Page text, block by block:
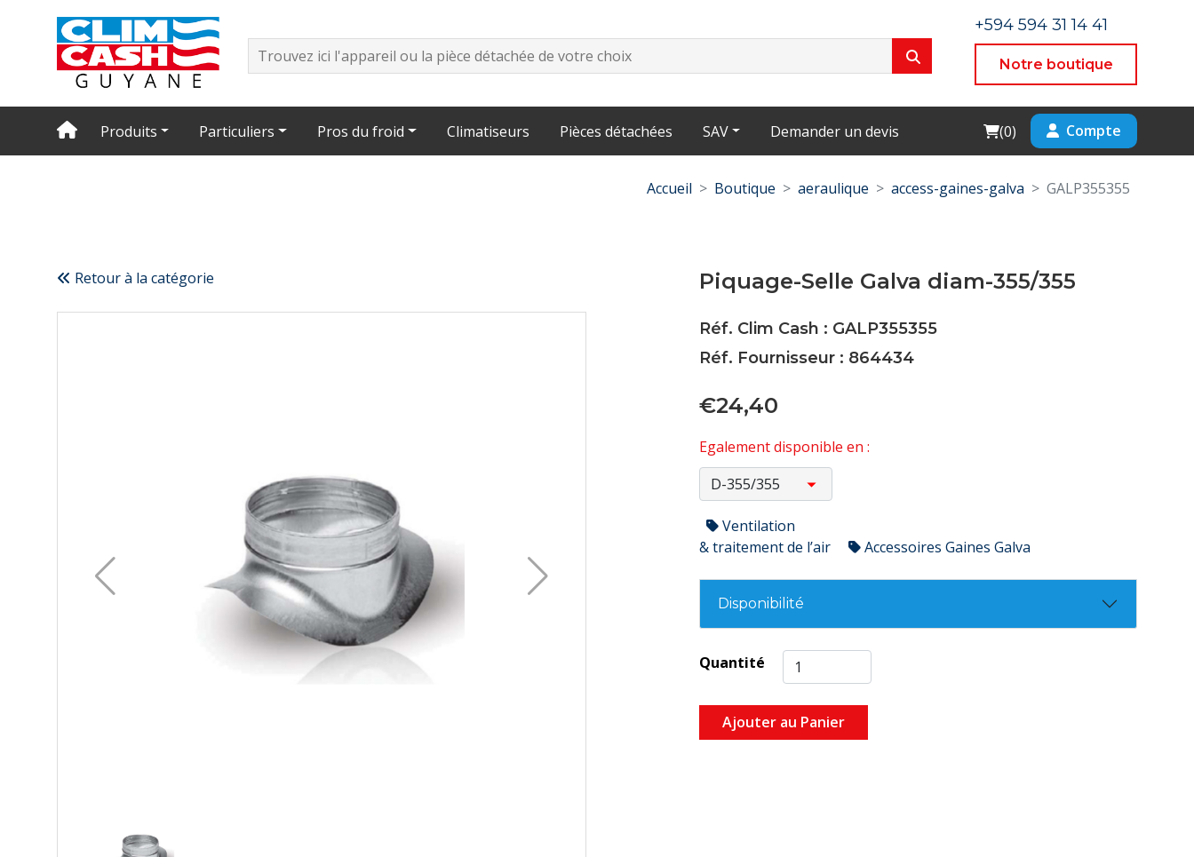
+594 594 31 14 41
Notre boutique
Produits Particuliers Pros du froid Climatiseurs Pièces détachées SAV Demander un devis Cart
(0) Compte
Accueil Boutique aeraulique access-gaines-galva GALP355355
Retour à la catégorie Piquage-Selle Galva diam-355/355
Réf. Clim Cash : GALP355355
Réf. Fournisseur : 864434
€24,40
Egalement disponible en :
Ventilation
& traitement de l’air
Accessoires Gaines Galva
Disponibilité
Quantité
Ajouter au Panier